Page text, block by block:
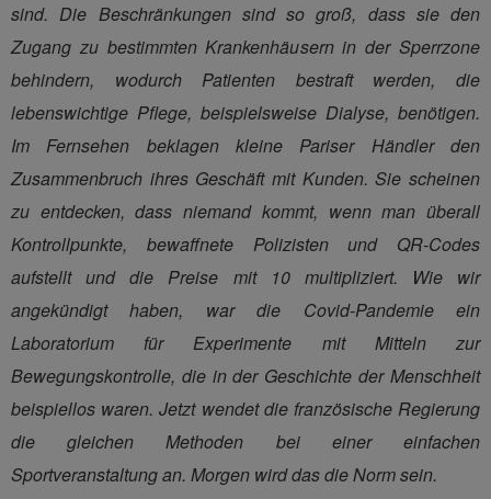
sind. Die Beschränkungen sind so groß, dass sie den
Zugang zu bestimmten Krankenhäusern in der Sperrzone
behindern, wodurch Patienten bestraft werden, die
lebenswichtige Pflege, beispielsweise Dialyse, benötigen.
Im Fernsehen beklagen kleine Pariser Händler den
Zusammenbruch ihres Geschäft mit Kunden. Sie scheinen
zu entdecken, dass niemand kommt, wenn man überall
Kontrollpunkte, bewaffnete Polizisten und QR-Codes
aufstellt und die Preise mit 10 multipliziert. Wie wir
angekündigt haben, war die Covid-Pandemie ein
Laboratorium für Experimente mit Mitteln zur
Bewegungskontrolle, die in der Geschichte der Menschheit
beispiellos waren. Jetzt wendet die französische Regierung
die gleichen Methoden bei einer einfachen
Sportveranstaltung an. Morgen wird das die Norm sein.